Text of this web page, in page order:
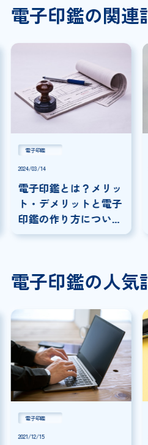
電子印鑑の関連
電子印鑑
2024/03/14
電子印鑑とは？メリッ
ト・デメリットと電子
印鑑の作り方について
解説！
電子印鑑の人気
電子印鑑
2021/12/15